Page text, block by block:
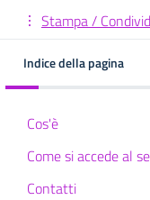
Stampa /
Indice della pagina
Cos'è
Come si accede al
Contatti